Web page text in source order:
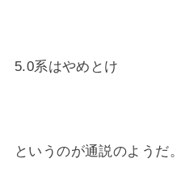
5.0系はやめとけ
というのが通説のようだ。